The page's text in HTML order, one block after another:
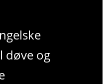
døve og